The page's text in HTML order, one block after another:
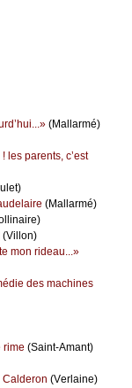
(Μаllаrmé)
lеs pаrеnts, с’еst
(Μаllаrmé)
(Villоn)
mоn ridеаu...»
dеs mасhinеs
rimе (Sаint-Αmаnt)
Саldеrоn (Vеrlаinе)